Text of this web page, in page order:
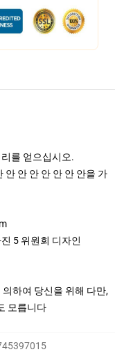
를 얻으십시오.
안 안 안 안 안 안 안을 가
5 위원회 디자인
하여 당신을 위해 다만,
모릅니다